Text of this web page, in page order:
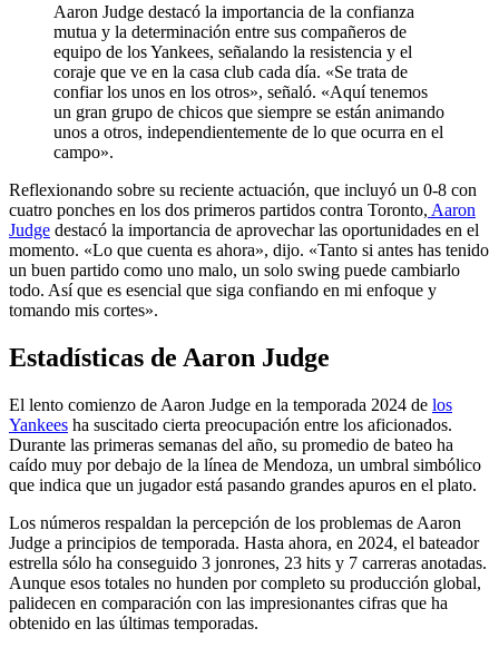
Aaron Judge destacó la importancia de la confianza
mutua y la determinación entre sus compañeros de
equipo de los Yankees, señalando la resistencia y el
coraje que ve en la casa club cada día. «Se trata de
confiar los unos en los otros», señaló. «Aquí tenemos
un gran grupo de chicos que siempre se están animando
unos a otros, independientemente de lo que ocurra en el
campo».
Reflexionando sobre su reciente actuación, que incluyó un 0-8 con
cuatro ponches en los dos primeros partidos contra Toronto, Aaron
Judge destacó la importancia de aprovechar las oportunidades en el
momento. «Lo que cuenta es ahora», dijo. «Tanto si antes has tenido
un buen partido como uno malo, un solo swing puede cambiarlo
todo. Así que es esencial que siga confiando en mi enfoque y
tomando mis cortes».
Estadísticas de Aaron Judge
El lento comienzo de Aaron Judge en la temporada 2024 de los
Yankees ha suscitado cierta preocupación entre los aficionados.
Durante las primeras semanas del año, su promedio de bateo ha
caído muy por debajo de la línea de Mendoza, un umbral simbólico
que indica que un jugador está pasando grandes apuros en el plato.
Los números respaldan la percepción de los problemas de Aaron
Judge a principios de temporada. Hasta ahora, en 2024, el bateador
estrella sólo ha conseguido 3 jonrones, 23 hits y 7 carreras anotadas.
Aunque esos totales no hunden por completo su producción global,
palidecen en comparación con las impresionantes cifras que ha
obtenido en las últimas temporadas.